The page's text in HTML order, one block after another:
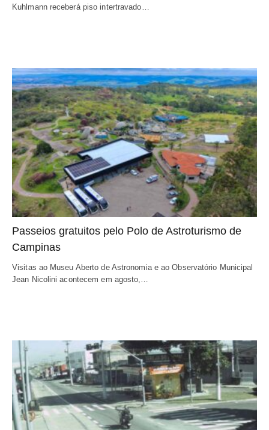
Kuhlmann receberá piso intertravado…
Passeios gratuitos pelo Polo de Astroturismo de
Campinas
Visitas ao Museu Aberto de Astronomia e ao Observatório Municipal
Jean Nicolini acontecem em agosto,…